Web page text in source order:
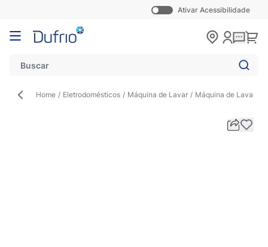
Ativar Acessibilidade
Pular para o conteúdo
Home / Eletrodomésticos / Máquina de Lavar / Máquina de Lavar